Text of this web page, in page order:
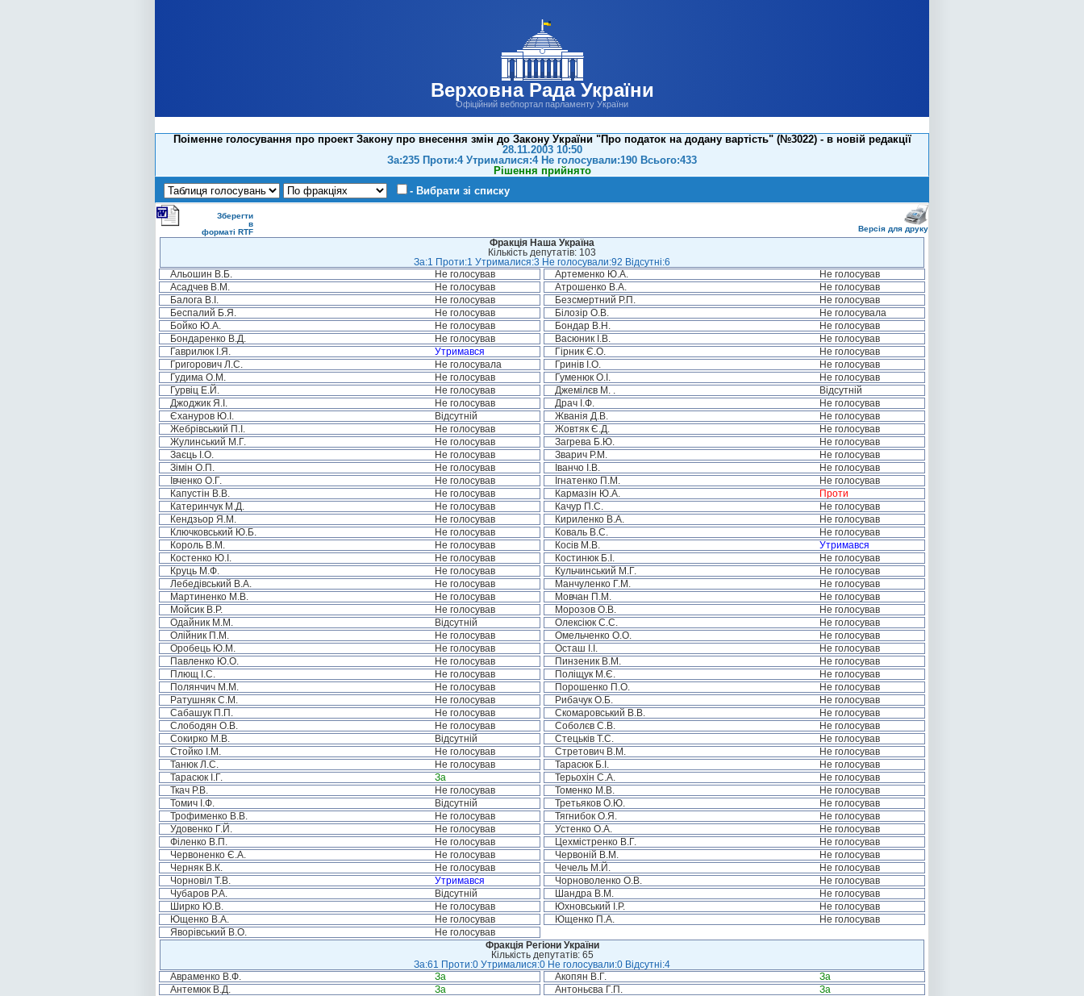
Верховна Рада України
Офіційний вебпортал парламенту України
Поіменне голосування про проект Закону про внесення змін до Закону України "Про податок на додану вартість" (№3022) - в новій редакції
28.11.2003 10:50
За:235 Проти:4 Утрималися:4 Не голосували:190 Всього:433
Рішення прийнято
- Вибрати зі списку
Зберегти
в
форматі RTF
Версія для друку
Фракція Наша Україна
Кількість депутатів: 103
За:1 Проти:1 Утрималися:3 Не голосували:92 Відсутні:6
Альошин В.Б.
Не голосував Артеменко Ю.А.
Не голосував
Асадчев В.М.
Не голосував Атрошенко В.А.
Не голосував
Балога В.І.
Не голосував Безсмертний Р.П.
Не голосував
Беспалий Б.Я.
Не голосував Білозір О.В.
Не голосувала
Бойко Ю.А.
Не голосував Бондар В.Н.
Не голосував
Бондаренко В.Д.
Не голосував Васюник І.В.
Не голосував
Гаврилюк І.Я.
Утримався Гірник Є.О.
Не голосував
Григорович Л.С.
Не голосувала Гринів І.О.
Не голосував
Гудима О.М.
Не голосував Гуменюк О.І.
Не голосував
Гурвіц Е.Й.
Не голосував Джемілєв М. .
Відсутній
Джоджик Я.І.
Не голосував Драч І.Ф.
Не голосував
Єхануров Ю.І.
Відсутній Жванія Д.В.
Не голосував
Жебрівський П.І.
Не голосував Жовтяк Є.Д.
Не голосував
Жулинський М.Г.
Не голосував Загрева Б.Ю.
Не голосував
Заєць І.О.
Не голосував Зварич Р.М.
Не голосував
Зімін О.П.
Не голосував Іванчо І.В.
Не голосував
Івченко О.Г.
Не голосував Ігнатенко П.М.
Не голосував
Капустін В.В.
Не голосував Кармазін Ю.А.
Проти
Катеринчук М.Д.
Не голосував Качур П.С.
Не голосував
Кендзьор Я.М.
Не голосував Кириленко В.А.
Не голосував
Ключковський Ю.Б.
Не голосував Коваль В.С.
Не голосував
Король В.М.
Не голосував Косів М.В.
Утримався
Костенко Ю.І.
Не голосував Костинюк Б.І.
Не голосував
Круць М.Ф.
Не голосував Кульчинський М.Г.
Не голосував
Лебедівський В.А.
Не голосував Манчуленко Г.М.
Не голосував
Мартиненко М.В.
Не голосував Мовчан П.М.
Не голосував
Мойсик В.Р.
Не голосував Морозов О.В.
Не голосував
Одайник М.М.
Відсутній Олексіюк С.С.
Не голосував
Олійник П.М.
Не голосував Омельченко О.О.
Не голосував
Оробець Ю.М.
Не голосував Осташ І.І.
Не голосував
Павленко Ю.О.
Не голосував Пинзеник В.М.
Не голосував
Плющ І.С.
Не голосував Поліщук М.Є.
Не голосував
Полянчич М.М.
Не голосував Порошенко П.О.
Не голосував
Ратушняк С.М.
Не голосував Рибачук О.Б.
Не голосував
Сабашук П.П.
Не голосував Скомаровський В.В.
Не голосував
Слободян О.В.
Не голосував Соболєв С.В.
Не голосував
Сокирко М.В.
Відсутній Стецьків Т.С.
Не голосував
Стойко І.М.
Не голосував Стретович В.М.
Не голосував
Танюк Л.С.
Не голосував Тарасюк Б.І.
Не голосував
Тарасюк І.Г.
За Терьохін С.А.
Не голосував
Ткач Р.В.
Не голосував Томенко М.В.
Не голосував
Томич І.Ф.
Відсутній Третьяков О.Ю.
Не голосував
Трофименко В.В.
Не голосував Тягнибок О.Я.
Не голосував
Удовенко Г.Й.
Не голосував Устенко О.А.
Не голосував
Філенко В.П.
Не голосував Цехмістренко В.Г.
Не голосував
Червоненко Є.А.
Не голосував Червоній В.М.
Не голосував
Черняк В.К.
Не голосував Чечель М.Й.
Не голосував
Чорновіл Т.В.
Утримався Чорноволенко О.В.
Не голосував
Чубаров Р.А.
Відсутній Шандра В.М.
Не голосував
Ширко Ю.В.
Не голосував Юхновський І.Р.
Не голосував
Ющенко В.А.
Не голосував Ющенко П.А.
Не голосував
Яворівський В.О.
Не голосував
Фракція Регіони України
Кількість депутатів: 65
За:61 Проти:0 Утрималися:0 Не голосували:0 Відсутні:4
Авраменко В.Ф.
За Акопян В.Г.
За
Антемюк В.Д.
За Антоньєва Г.П.
За